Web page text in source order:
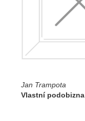
Jan Trampota
Vlastní podobizna